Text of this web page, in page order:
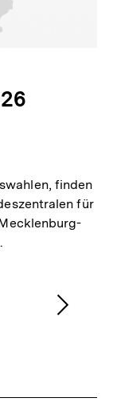
finden
für